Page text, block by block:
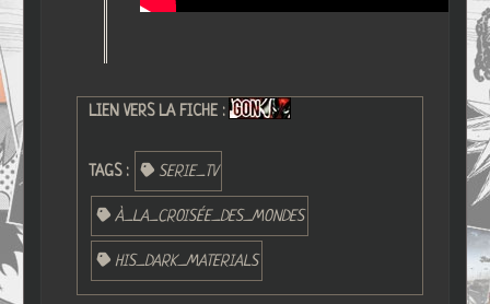
LIEN VERS LA FICHE :
TAGS : SERIE_TV
À_LA_CROISÉE_DES_MONDES
HIS_DARK_MATERIALS